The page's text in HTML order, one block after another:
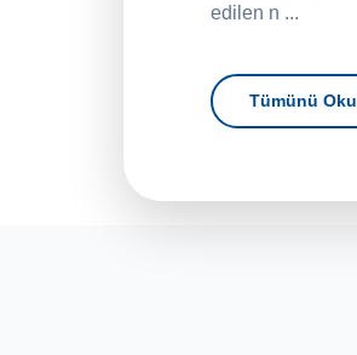
edilen n ...
Tümünü Oku